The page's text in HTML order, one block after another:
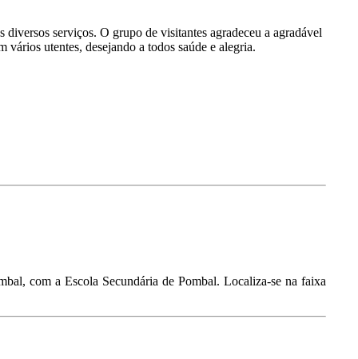
serviços. O grupo de visitantes agradeceu a agradável
utentes, desejando a todos saúde e alegria.
com a Escola Secundária de Pombal. Localiza-se na faixa